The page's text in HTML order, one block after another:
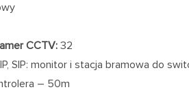
CCTV: 32
SIP: monitor i stacja bramowa do
– 50m